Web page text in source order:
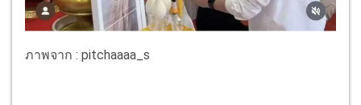
ภาพจาก : pitchaaaa_s